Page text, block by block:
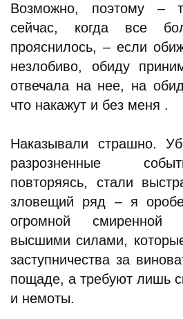
Возможно, поэтому –
сейчас, когда все
прояснилось, – если
незлобиво, обиду
отвечала на нее, на
что накажут и без меня .
Наказывали страшно.
разрозненные
повторяясь, стали
зловещий ряд – я
огромной смиренной
высшими силами,
заступничества за
пощаде, а требуют лишь
и немоты.